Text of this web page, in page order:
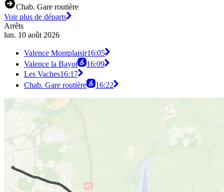
Chab. Gare routière
Voir plus de départs
Arrêts
lun. 10 août 2026
Valence Montplaisir16:05
Valence la Bayot
16:09
Les Vaches16:17
Chab. Gare routière
16:22